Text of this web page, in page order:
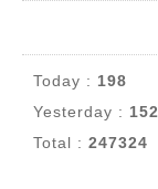
Today : 198
Yesterday : 152
Total : 247324